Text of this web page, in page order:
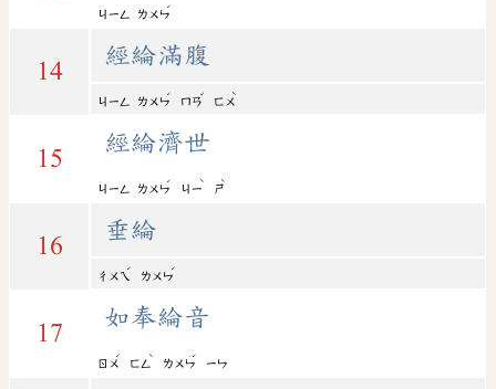
ㄐㄧㄥ ㄌㄨㄣ
ˊ
14
經綸滿腹
ㄐㄧㄥ ㄌㄨㄣ
ˊ
ㄇㄢ
ˇ
ㄈㄨ
ˋ
15
經綸濟世
ㄐㄧㄥ ㄌㄨㄣ
ˊ
ㄐㄧ
ˋ
ㄕ
ˋ
16
垂綸
ㄔㄨㄟ
ˊ
ㄌㄨㄣ
ˊ
17
如奉綸音
ㄖㄨ
ˊ
ㄈㄥ
ˋ
ㄌㄨㄣ
ˊ
ㄧㄣ